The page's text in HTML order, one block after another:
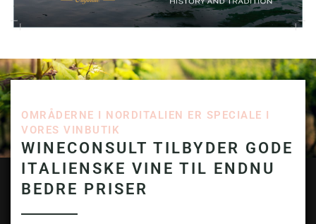
OMRÅDERNE I NORDITALIEN ER SPECIALE I
VORES VINBUTIK
WINECONSULT TILBYDER GODE
ITALIENSKE VINE TIL ENDNU
BEDRE PRISER